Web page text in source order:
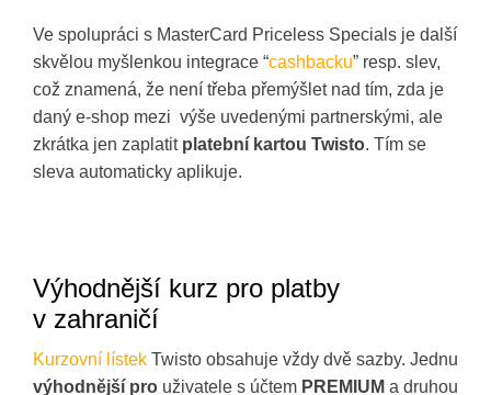
Ve spolupráci s MasterCard Priceless Specials je další
skvělou myšlenkou integrace “cashbacku” resp. slev,
což znamená, že není třeba přemýšlet nad tím, zda je
daný e-shop mezi výše uvedenými partnerskými, ale
zkrátka jen zaplatit platební kartou Twisto. Tím se
sleva automaticky aplikuje.
Výhodnější kurz pro platby
v zahraničí
Kurzovní lístek Twisto obsahuje vždy dvě sazby. Jednu
výhodnější pro uživatele s účtem PREMIUM a druhou